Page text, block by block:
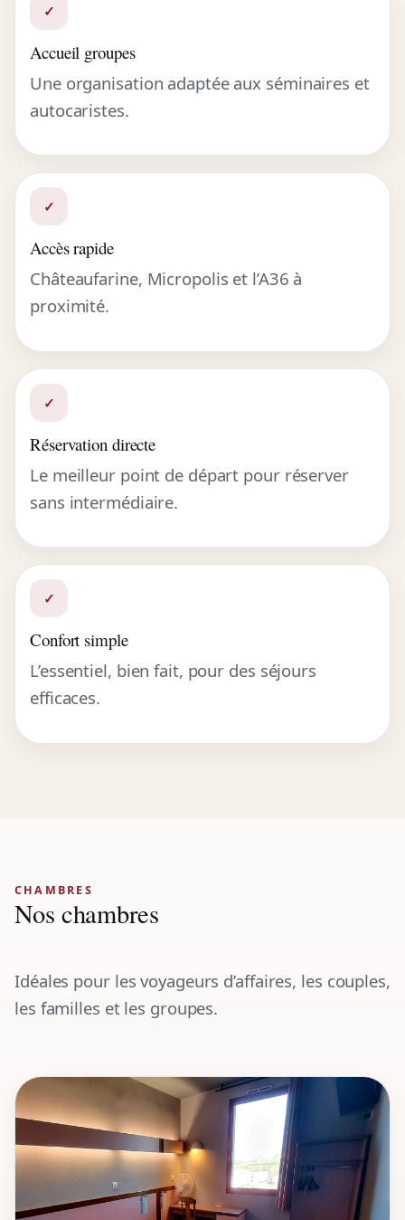
✓
Accueil groupes
Une organisation adaptée aux séminaires et
autocaristes.
✓
Accès rapide
Châteaufarine, Micropolis et l’A36 à
proximité.
✓
Réservation directe
Le meilleur point de départ pour réserver
sans intermédiaire.
✓
Confort simple
L’essentiel, bien fait, pour des séjours
efficaces.
CHAMBRES
Nos chambres
Idéales pour les voyageurs d’affaires, les couples,
les familles et les groupes.